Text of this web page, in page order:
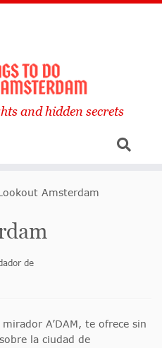
and hidden secrets
Amsterdam
de
A’DAM, te ofrece sin
la ciudad de